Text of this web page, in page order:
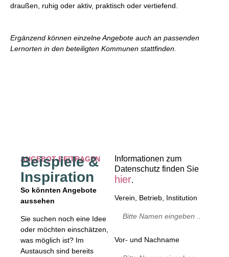
draußen, ruhig oder aktiv, praktisch oder vertiefend.
Ergänzend können einzelne Angebote auch an passenden
Lernorten in den beteiligten Kommunen stattfinden.
ANGEBOT BEITRAGEN
Beispiele &
Inspiration
So könnten Angebote
aussehen
Sie suchen noch eine Idee
oder möchten einschätzen,
was möglich ist? Im
Austausch sind bereits
Informationen zum
Datenschutz finden Sie
hier.
Verein, Betrieb, Institution
Vor- und Nachname